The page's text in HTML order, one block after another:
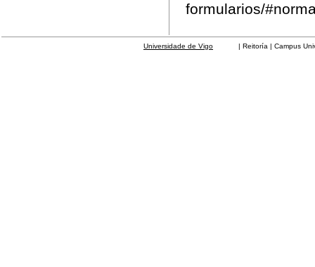
formularios/
Universidade de Vigo | Reitoría | Campus